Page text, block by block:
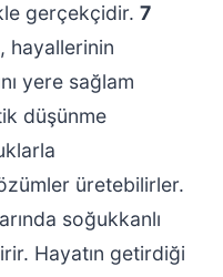
gerçekçidir. 7
hayallerinin
yere sağlam
düşünme
üretebilirler.
soğukkanlı
Hayatın getirdiği